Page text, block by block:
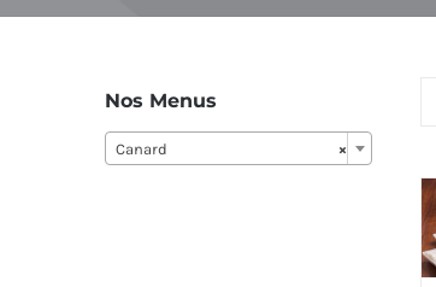
Nos Menus
×
Canard